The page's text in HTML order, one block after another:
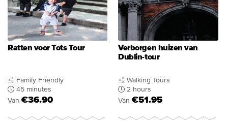
Ratten voor Tots Tour
Family Friendly
45 minutes
Van €36.90
Verborgen huizen van
Dublin-tour
Walking Tours
2 hours
Van €51.95